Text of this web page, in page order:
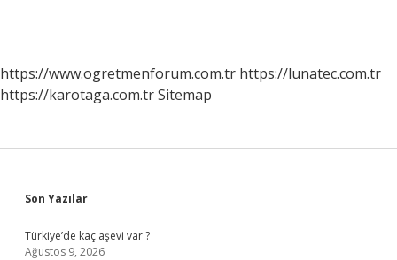
https://www.ogretmenforum.com.tr https://lunatec.com.tr
https://karotaga.com.trSitemap
Sidebar
Son Yazılar
Türkiye’de kaç aşevi var ?
Ağustos 9, 2026